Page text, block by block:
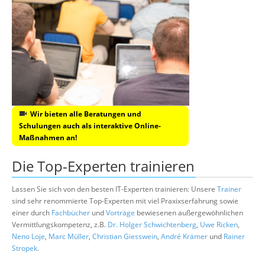
Wir bieten alle Beratungen und
Schulungen auch als interaktive Online-
Maßnahmen an!
Die Top-Experten trainieren
Lassen Sie sich von den besten IT-Experten trainieren: Unsere Trainer
sind sehr renommierte Top-Experten mit viel Praxixserfahrung sowie
einer durch Fachbücher undVorträge bewiesenen außergewöhnlichen
Vermittlungskompetenz, z.B. Dr. Holger Schwichtenberg, Uwe Ricken,
Neno Loje, Marc Müller, Christian Giesswein, André Krämer und Rainer
Stropek.